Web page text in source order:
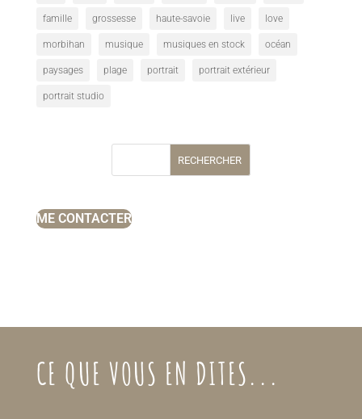
famille grossesse haute-savoie live love
morbihan musique musiques en stock océan
paysages plage portrait portrait extérieur
portrait studio
RECHERCHER
ME CONTACTER
CE QUE VOUS EN DITES...